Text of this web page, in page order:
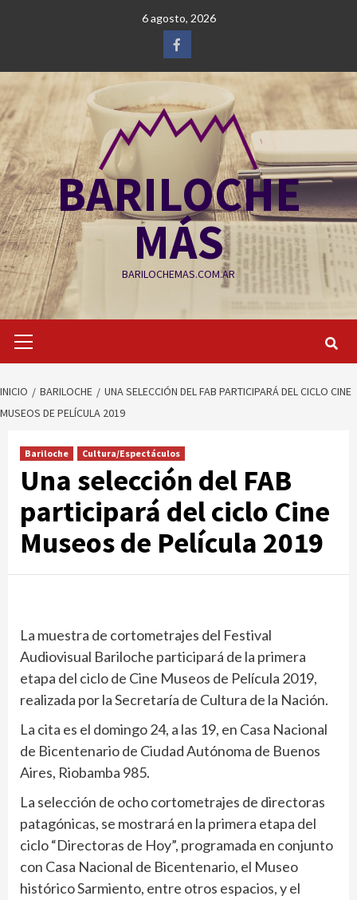
6 agosto, 2026
Facebook
BARILOCHE
MÁS
BARILOCHEMAS.COM.AR
primario
INICIO BARILOCHE
UNA SELECCIÓN DEL FAB PARTICIPARÁ DEL CICLO CINE
MUSEOS DE PELÍCULA 2019
Bariloche Cultura/Espectáculos
Una selección del FAB
participará del ciclo Cine
Museos de Película 2019
La muestra de cortometrajes del Festival
Audiovisual Bariloche participará de la primera
etapa del ciclo de Cine Museos de Película 2019,
realizada por la Secretaría de Cultura de la Nación.
La cita es el domingo 24, a las 19, en Casa Nacional
de Bicentenario de Ciudad Autónoma de Buenos
Aires, Riobamba 985.
La selección de ocho cortometrajes de directoras
patagónicas, se mostrará en la primera etapa del
ciclo “Directoras de Hoy”, programada en conjunto
con Casa Nacional de Bicentenario, el Museo
histórico Sarmiento, entre otros espacios, y el